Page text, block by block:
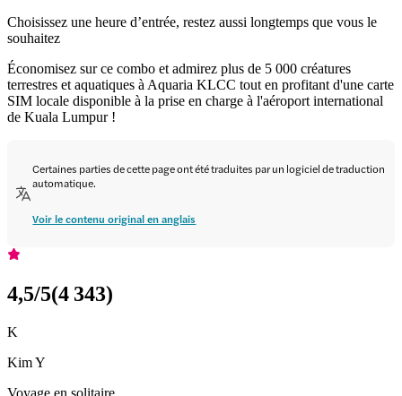
Choisissez une heure d’entrée, restez aussi longtemps que vous le
souhaitez
Économisez sur ce combo et admirez plus de 5 000 créatures
terrestres et aquatiques à Aquaria KLCC tout en profitant d'une carte
SIM locale disponible à la prise en charge à l'aéroport international
de Kuala Lumpur !
Certaines parties de cette page ont été traduites par un logiciel de traduction
automatique.
Voir le contenu original en anglais
4,5/5(4 343)
K
Kim Y
Voyage en solitaire